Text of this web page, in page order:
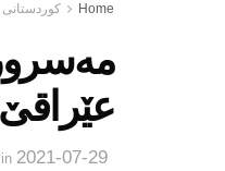
Home كوردستانى
2021-07-29
in